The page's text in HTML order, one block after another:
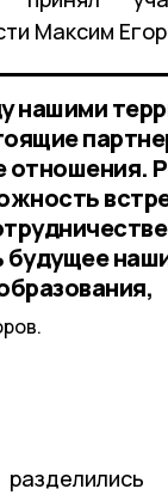
Максим
нашими
будущее